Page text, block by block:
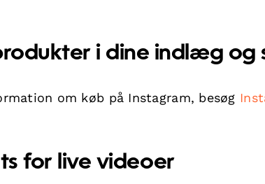
i dine indlæg og
om køb på Instagram, besøg
for live videoer